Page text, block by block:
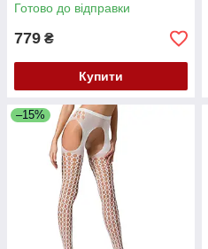
Готово до відправки
779 ₴
Купити
–15%